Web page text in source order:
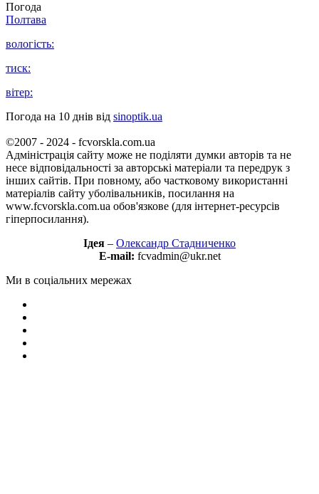
Погода
Полтава
вологість:
тиск:
вітер:
Погода на 10 днів від sinoptik.ua
©2007 - 2024 - fcvorskla.com.ua
Адміністрація сайту може не поділяти думки авторів та не
несе відповідальності за авторські матеріали та передрук з
інших сайтів. При повному, або частковому використанні
матеріалів сайту уболівальників, посилання на
www.fcvorskla.com.ua обов'язкове (для інтернет-ресурсів
гіперпосилання).
Ідея – Олександр Стадниченко
E-mail: fcvadmin@ukr.net
Ми в соціальних мережах